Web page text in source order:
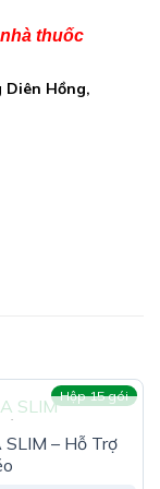
Powder)
Extract)
thuốc
Diên Hồng,
Hộp 15 gói
HẾT HÀNG
SLIM – Hỗ Trợ